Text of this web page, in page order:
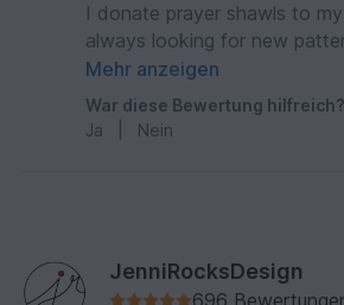
I donate prayer shawls to
always looking for new
worked up quickly and looks
will bring comfort to
Mehr anzeigen
War diese Bewertung hilfreich?
Ja
Nein
JenniRocksDesign